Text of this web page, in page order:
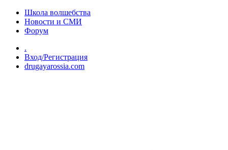
Перейти к основному содержанию
Школа волшебства
Новости и СМИ
Форум
.
Вход/Регистрация
drugayarossia.com